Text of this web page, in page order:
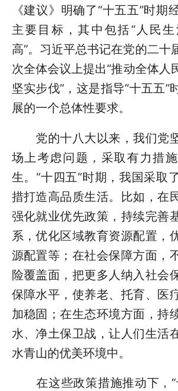
《建议》明确了“十五五”时期
主要目标，其中包括“人民
高”。习近平总书记在党的二十
次全体会议上提出“推动全体人
坚实步伐”，这是指导“十五五”
展的一个总体性要求。
党的十八大以来，我们党
场上考虑问题，采取有力措
生。“十四五”时期，我国采取
措打造高品质生活。比如，在
强化就业优先政策，持续完善
系，优化区域教育资源配置，
源配置等；在社会保障方面，
险覆盖面，把更多人纳入社会
保障水平，使养老、托育、医
加稳固；在生态环境方面，持
水、净土保卫战，让人们生活
水青山的优美环境中。
在这些政策措施推动下，“